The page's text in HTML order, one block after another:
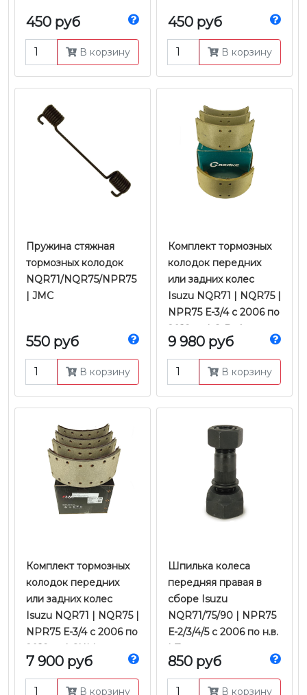
450 руб
В корзину
450 руб
В корзину
Пружина стяжная
тормозных колодок
NQR71/NQR75/NPR75
| JMC
550 руб
В корзину
Комплект тормозных
колодок передних
или задних колес
Isuzu NQR71 | NQR75 |
NPR75 Е-3/4 с 2006 по
2018 гг. | G-Brake
9 980 руб
В корзину
Комплект тормозных
колодок передних
или задних колес
Isuzu NQR71 | NQR75 |
NPR75 Е-3/4 с 2006 по
2018 гг. | CHM
7 900 руб
В корзину
Шпилька колеса
передняя правая в
сборе Isuzu
NQR71/75/90 | NPR75
Е-2/3/4/5 с 2006 по н.в.
| Zevs
850 руб
В корзину